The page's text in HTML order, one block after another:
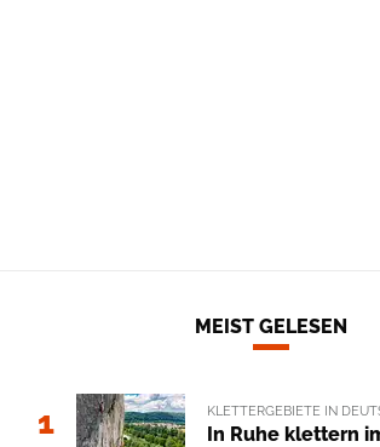
MEIST GELESEN
1 KLETTERGEBIETE IN
In Ruhe klettern